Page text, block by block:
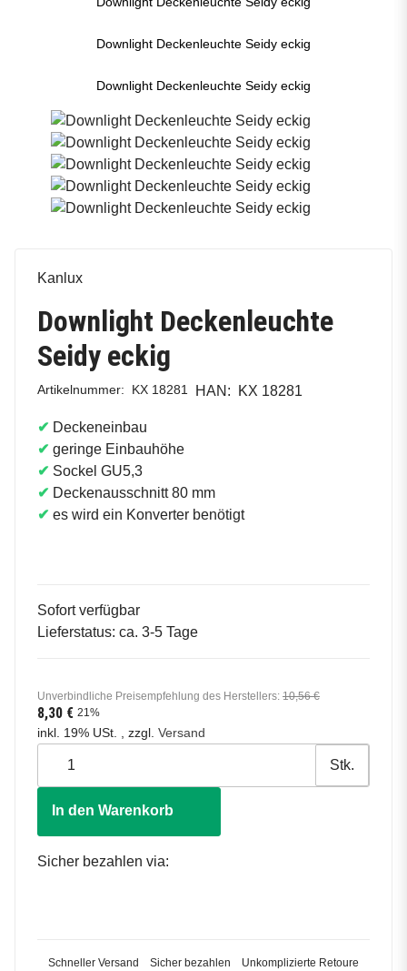
Kanlux
Downlight Deckenleuchte
Seidy eckig
Artikelnummer: KX 18281 HAN: KX 18281
✔ Deckeneinbau
✔ geringe Einbauhöhe
✔ Sockel GU5,3
✔ Deckenausschnitt 80 mm
✔ es wird ein Konverter benötigt
Sofort verfügbar
Lieferstatus: ca. 3-5 Tage
Unverbindliche Preisempfehlung des Herstellers: 10,56 €
8,30 € 21%
inkl. 19% USt. , zzgl. Versand
Stk.
In den Warenkorb
Sicher bezahlen via:
Schneller Versand Sicher bezahlen Unkomplizierte Retoure
Downlight Deckenleuchte Seidy eckig
Downlight Deckenleuchte Seidy eckig